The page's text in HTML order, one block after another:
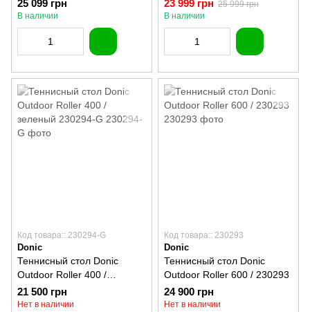
C-372I
25 099 грн
В наличии
23 999 грн 25 999 грн
В наличии
Код товара:: 230294-G
Donic
Теннисный стол Donic
Outdoor Roller 400 /
зеленый 230294-G
21 500 грн
Нет в наличии
Код товара:: 230293
Donic
Теннисный стол Donic
Outdoor Roller 600 / 230293
24 900 грн
Нет в наличии